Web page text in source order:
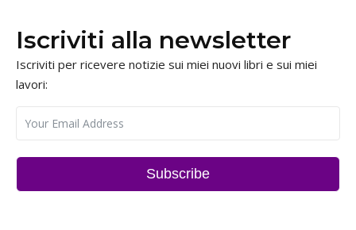
Iscriviti alla newsletter
Iscriviti per ricevere notizie sui miei nuovi libri e sui miei
lavori:
Subscribe